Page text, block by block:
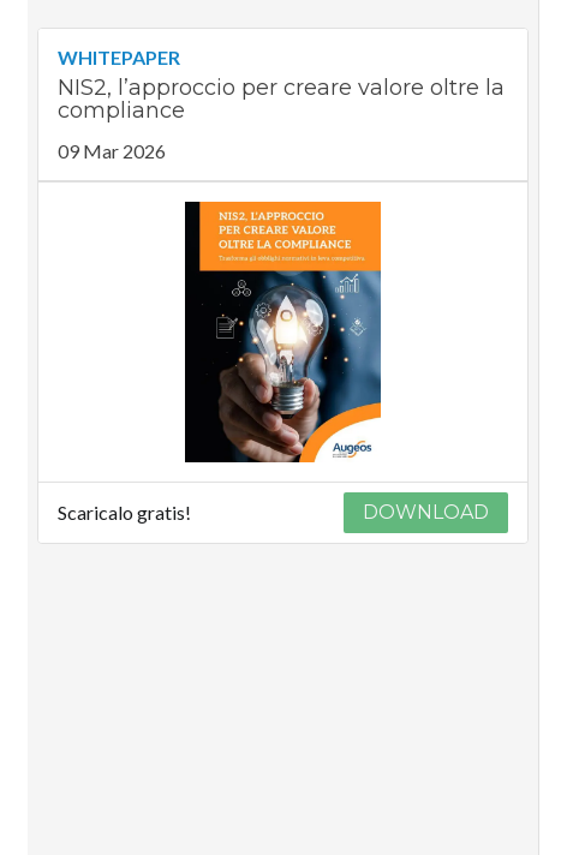
WHITEPAPER
NIS2, l’approccio per creare valore oltre la
compliance
09 Mar 2026
Scaricalo gratis! DOWNLOAD